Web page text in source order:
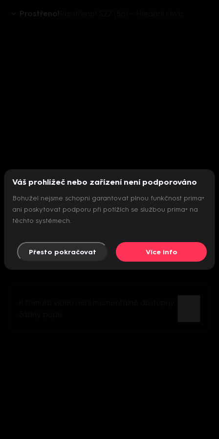
Prostřeno!
Nepodařilo se inicializovat přehrávač
Váš prohlížeč nebo zařízení není podporováno
Bohužel nejsme schopni garantovat plnou funkčnost prima+
ani poskytovat podporu při potížích se službou prima+ na
těchto systémech.
Přesto pokračovat Více info